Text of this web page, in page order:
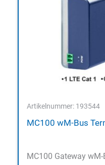
Artikelnummer: 193544
MC100 wM-Bus
MC100 Gateway